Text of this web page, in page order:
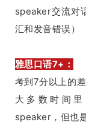
speaker交流对
汇和发音错误）
雅思口语7+：
考到7分以上的
大多数时间
speaker，但也